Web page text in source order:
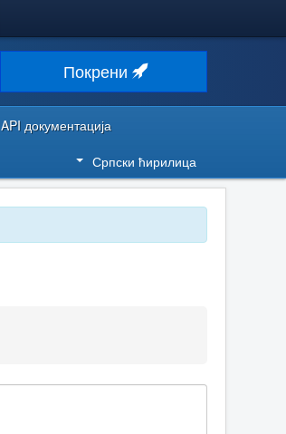
Покрени
API документација
Српски ћирилица